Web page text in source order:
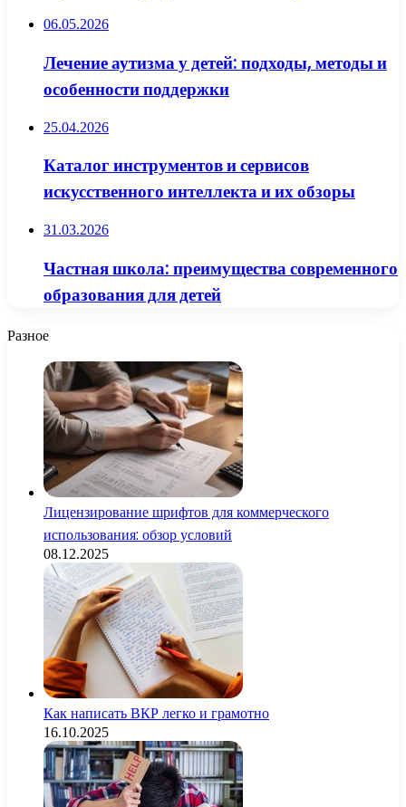
06.05.2026
Лечение аутизма у детей: подходы, методы и
особенности поддержки
25.04.2026
Каталог инструментов и сервисов
искусственного интеллекта и их обзоры
31.03.2026
Частная школа: преимущества современного
образования для детей
Разное
Лицензирование шрифтов для коммерческого
использования: обзор условий
08.12.2025
Как написать ВКР легко и грамотно
16.10.2025